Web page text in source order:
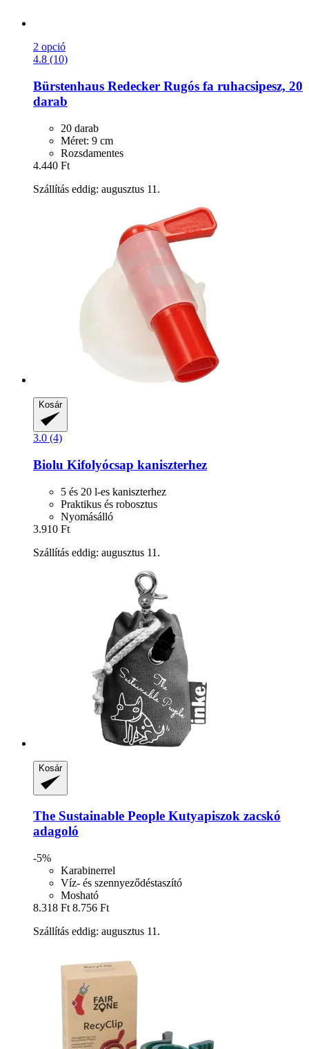
2 opció
4.8 (10)
Bürstenhaus Redecker Rugós fa ruhacsipesz, 20
darab
20 darab
Méret: 9 cm
Rozsdamentes
4.440 Ft
Szállítás eddig: augusztus 11.
Kosár
3.0 (4)
Biolu Kifolyócsap kaniszterhez
5 és 20 l-es kaniszterhez
Praktikus és robosztus
Nyomásálló
3.910 Ft
Szállítás eddig: augusztus 11.
Kosár
The Sustainable People Kutyapiszok zacskó
adagoló
-5%
Karabinerrel
Víz- és szennyeződéstaszító
Mosható
8.318 Ft 8.756 Ft
Szállítás eddig: augusztus 11.